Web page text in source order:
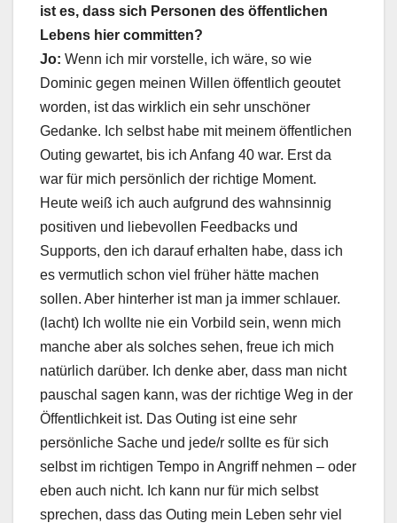
ist es, dass sich Personen des öffentlichen
Lebens hier committen?
Jo: Wenn ich mir vorstelle, ich wäre, so wie
Dominic gegen meinen Willen öffentlich geoutet
worden, ist das wirklich ein sehr unschöner
Gedanke. Ich selbst habe mit meinem öffentlichen
Outing gewartet, bis ich Anfang 40 war. Erst da
war für mich persönlich der richtige Moment.
Heute weiß ich auch aufgrund des wahnsinnig
positiven und liebevollen Feedbacks und
Supports, den ich darauf erhalten habe, dass ich
es vermutlich schon viel früher hätte machen
sollen. Aber hinterher ist man ja immer schlauer.
(lacht) Ich wollte nie ein Vorbild sein, wenn mich
manche aber als solches sehen, freue ich mich
natürlich darüber. Ich denke aber, dass man nicht
pauschal sagen kann, was der richtige Weg in der
Öffentlichkeit ist. Das Outing ist eine sehr
persönliche Sache und jede/r sollte es für sich
selbst im richtigen Tempo in Angriff nehmen – oder
eben auch nicht. Ich kann nur für mich selbst
sprechen, dass das Outing mein Leben sehr viel